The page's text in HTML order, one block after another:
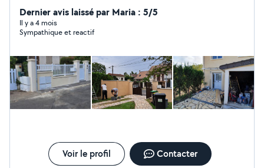
Dernier avis laissé par Maria : 5/5
Il y a 4 mois
Sympathique et reactif
Voir le profil Contacter